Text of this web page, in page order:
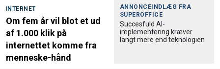
INTERNET
Om fem år vil blot et ud
af 1.000 klik på
internettet komme fra
menneske-hånd
ANNONCEINDLÆG FRA
SUPEROFFICE
Succesfuld AI-
implementering kræver
langt mere end teknologien